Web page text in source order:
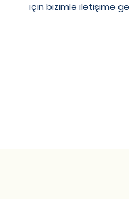
için bizimle iletişime